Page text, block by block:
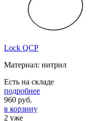
Lock QCP
Материал: нитрил
Есть на складе
подробнее
960 руб.
в корзину
2 уже